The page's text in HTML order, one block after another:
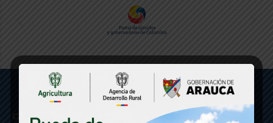
Gobernación de Arauca